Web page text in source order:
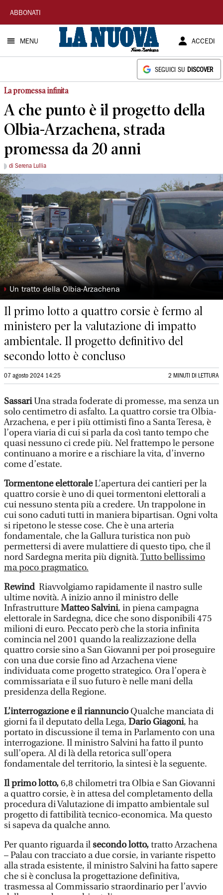
La
Nuova
Sardegna
ABBONATI
MENU ACCEDI
SEGUICI SU DISCOVER
La promessa infinita
A che punto è il progetto della
Olbia-Arzachena, strada
promessa da 20 anni
di Serena Lullia
◗ Un tratto della Olbia-Arzachena
Il primo lotto a quattro corsie è fermo al
ministero per la valutazione di impatto
ambientale. Il progetto definitivo del
secondo lotto è concluso
07 agosto 2024 14:25 2 MINUTI DI LETTURA
SassariUna strada foderate di promesse, ma senza un
solo centimetro di asfalto. La quattro corsie tra Olbia-
Arzachena, e per i più ottimisti fino a Santa Teresa, è
l’opera viaria di cui si parla da così tanto tempo che
quasi nessuno ci crede più. Nel frattempo le persone
continuano a morire e a rischiare la vita, d’inverno
come d’estate.
Tormentone elettoraleL’apertura dei cantieri per la
quattro corsie è uno di quei tormentoni elettorali a
cui nessuno stenta più a credere. Un trappolone in
cui sono caduti tutti in maniera bipartisan. Ogni volta
si ripetono le stesse cose. Che è una arteria
fondamentale, che la Gallura turistica non può
permettersi di avere mulattiere di questo tipo, che il
nord Sardegna merita più dignità.Tutto bellissimo
ma poco pragmatico.
Rewind Riavvolgiamo rapidamente il nastro sulle
ultime novità. A inizio anno il ministro delle
InfrastruttureMatteo Salvini, in piena campagna
elettorale in Sardegna, dice che sono disponibili 475
milioni di euro. Peccato però che la storia infinita
comincia nel 2001 quando la realizzazione della
quattro corsie sino a San Giovanni per poi proseguire
con una due corsie fino ad Arzachena viene
individuata come progetto strategico. Ora l’opera è
commissariata e il suo futuro è nelle mani della
presidenza della Regione.
L’interrogazione e il riannuncioQualche manciata di
giorni fa il deputato della Lega, Dario Giagoni, ha
portato in discussione il tema in Parlamento con una
interrogazione. Il ministro Salvini ha fatto il punto
sull’opera. Al di là della retorica sull’opera
fondamentale del territorio, la sintesi è la seguente.
Il primo lotto,6,8 chilometri tra Olbia e San Giovanni
a quattro corsie, è in attesa del completamento della
procedura di Valutazione di impatto ambientale sul
progetto di fattibilità tecnico-economica. Ma questo
si sapeva da qualche anno.
Per quanto riguarda ilsecondo lotto,tratto Arzachena
– Palau con tracciato a due corsie, in variante rispetto
alla strada esistente, il ministro Salvini ha fatto sapere
che si è conclusa la progettazione definitiva,
trasmessa al Commissario straordinario per l’avvio